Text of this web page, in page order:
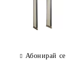
Абонирай се